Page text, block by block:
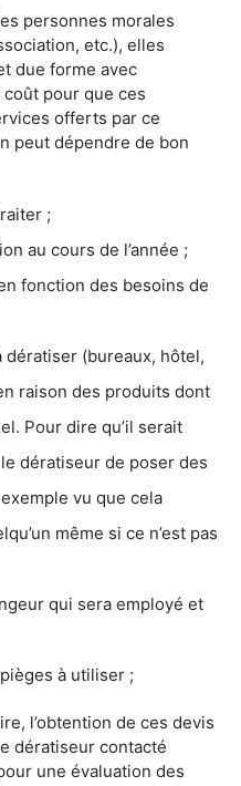
personnes morales
etc.), elles
due forme avec
coût pour que ces
offerts par ce
peut dépendre de bon
;
au cours de l’année ;
fonction des besoins de
dératiser (bureaux, hôtel,
raison des produits dont
Pour dire qu’il serait
dératiseur de poser des
vu que cela
même si ce n’est pas
qui sera employé et
à utiliser ;
l’obtention de ces devis
dératiseur contacté
une évaluation des